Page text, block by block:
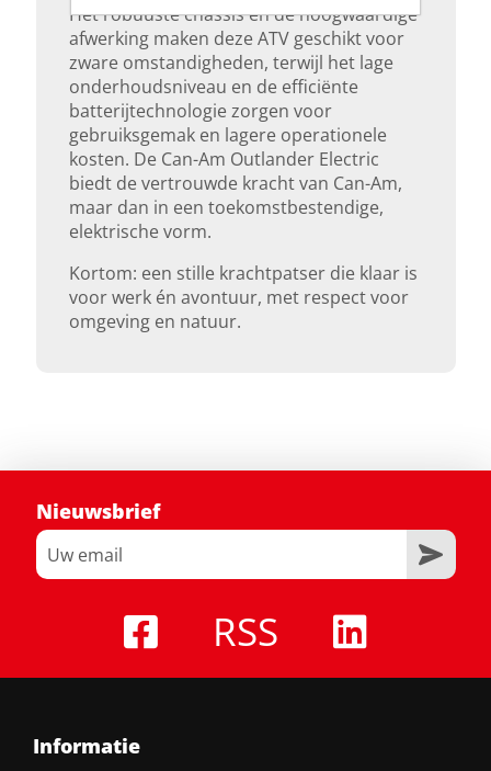
Het robuuste chassis en de hoogwaardige
afwerking maken deze ATV geschikt voor
zware omstandigheden, terwijl het lage
onderhoudsniveau en de efficiënte
batterijtechnologie zorgen voor
gebruiksgemak en lagere operationele
kosten. De Can-Am Outlander Electric
biedt de vertrouwde kracht van Can-Am,
maar dan in een toekomstbestendige,
elektrische vorm.
Kortom: een stille krachtpatser die klaar is
voor werk én avontuur, met respect voor
omgeving en natuur.
Nieuwsbrief
RSS
Informatie